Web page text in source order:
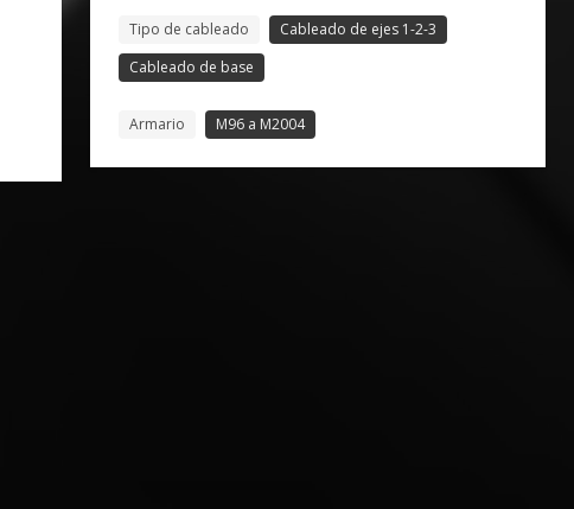
Tipo de cableado
Cableado de ejes 1-2-3
Cableado de base
Armario M96 a M2004